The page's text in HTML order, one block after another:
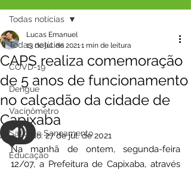
Todas notícias
COVD-19
Dengue
Vacinômetro
Saúde e Saneamento
Educação
Todas notícias
CAPS realiza comemoração
de 5 anos de funcionamento
no calçadão da cidade de
Capixaba
Lucas Emanuel
13 de jul. de 20211 min de leitura
Atualizado:27 de jul. de 2021
Na manhã de ontem, segunda-feira
12/07, a Prefeitura de Capixaba, através